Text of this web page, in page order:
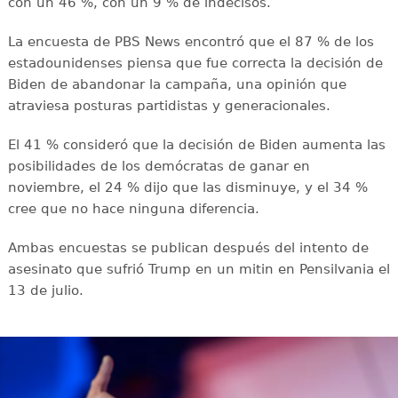
La encuesta de PBS News encontró que el 87 % de los
estadounidenses piensa que fue correcta la decisión de
Biden de abandonar la campaña, una opinión que
atraviesa posturas partidistas y generacionales.
El 41 % consideró que la decisión de Biden aumenta las
posibilidades de los demócratas de ganar en
noviembre, el 24 % dijo que las disminuye, y el 34 %
cree que no hace ninguna diferencia.
Ambas encuestas se publican después del intento de
asesinato que sufrió Trump en un mitin en Pensilvania el
13 de julio.